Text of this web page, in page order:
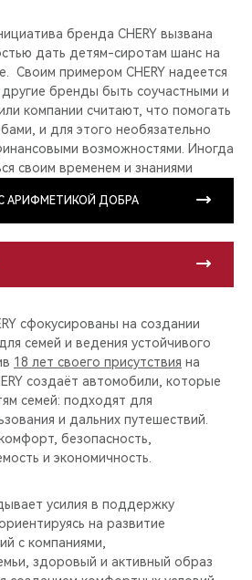
бренда CHERY вызвана
дать детям-сиротам шанс на
Своим примером CHERY надеется
бренды быть соучастными и
компании считают, что помогать
и для этого необязательно
возможностями. Иногда
своим временем и знаниями
АРИФМЕТИКОЙ ДОБРА
сфокусированы на создании
семей и ведения устойчивого
18 лет своего присутствия на
создаёт автомобили, которые
семей: подходят для
и дальних путешествий.
безопасность,
и экономичность.
усилия в поддержку
на развитие
с компаниями,
здоровый и активный образ